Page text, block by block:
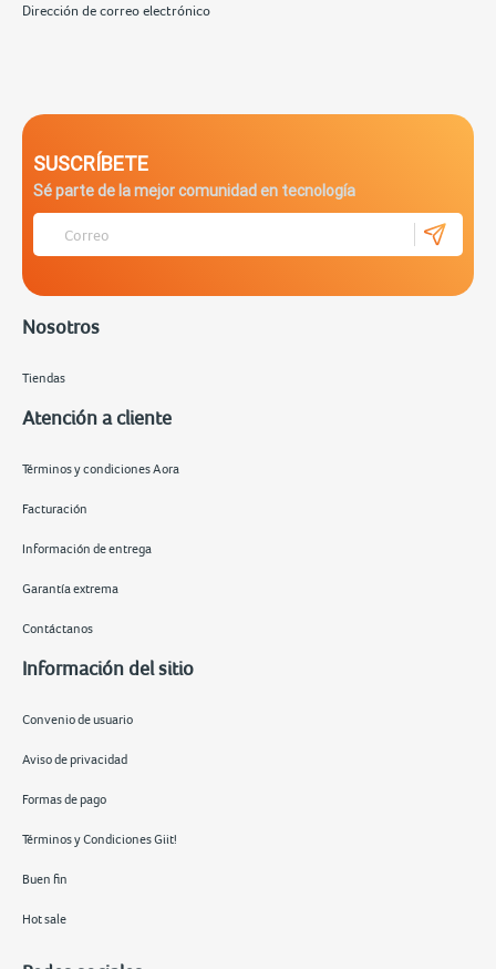
Dirección de correo electrónico
SUSCRÍBETE
Sé parte de la mejor comunidad en tecnología
Nosotros
Tiendas
Atención a cliente
Términos y condiciones Aora
Facturación
Información de entrega
Garantía extrema
Contáctanos
Información del sitio
Convenio de usuario
Aviso de privacidad
Formas de pago
Términos y Condiciones Giit!
Buen fin
Hot sale